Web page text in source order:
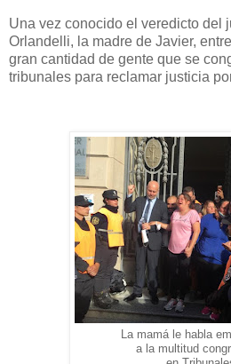
Una vez conocido el veredicto del
Orlandelli, la madre de Javier,
gran cantidad de gente que se
tribunales para reclamar justicia
La mamá le habla
a la multitud